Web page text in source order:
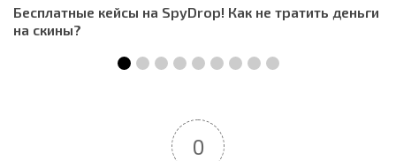
Бесплатные кейсы на SpyDrop! Как не тратить деньги
на скины?
0